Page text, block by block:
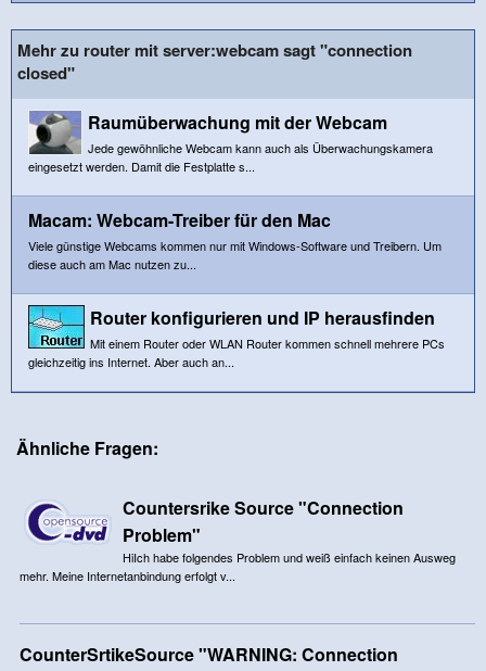
Mehr zu router mit server:webcam sagt "connection
closed"
Raumüberwachung mit der Webcam
Jede gewöhnliche Webcam kann auch als Überwachungskamera
eingesetzt werden. Damit die Festplatte s...
Macam: Webcam-Treiber für den Mac
Viele günstige Webcams kommen nur mit Windows-Software und Treibern. Um
diese auch am Mac nutzen zu...
Router konfigurieren und IP herausfinden
Mit einem Router oder WLAN Router kommen schnell mehrere PCs
gleichzeitig ins Internet. Aber auch an...
Ähnliche Fragen:
Countersrike Source "Connection
Problem"
HiIch habe folgendes Problem und weiß einfach keinen Ausweg
mehr. Meine Internetanbindung erfolgt v...
CounterSrtikeSource "WARNING: Connection